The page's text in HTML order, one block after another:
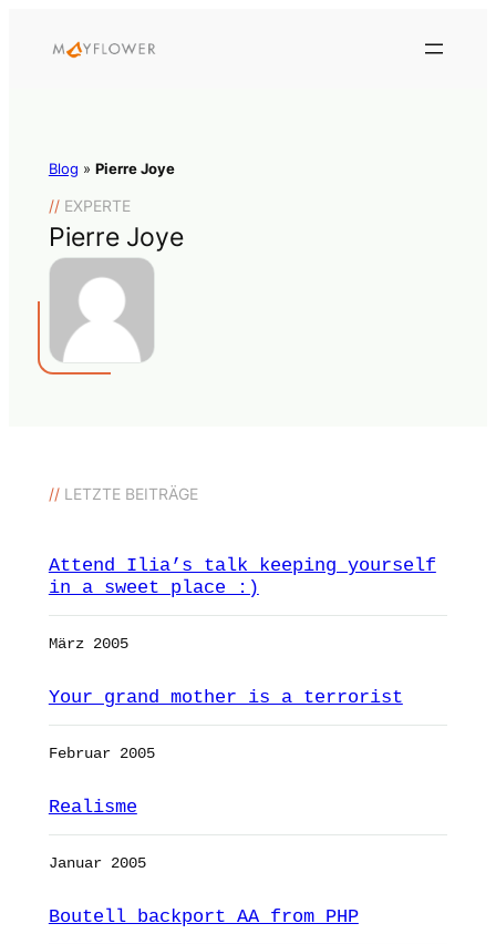
Blog » Pierre Joye
//EXPERTE
Pierre Joye
//LETZTE BEITRÄGE
Attend Ilia’s talk keeping yourself
in a sweet place :)
März 2005
Your grand mother is a terrorist
Februar 2005
Realisme
Januar 2005
Boutell backport AA from PHP